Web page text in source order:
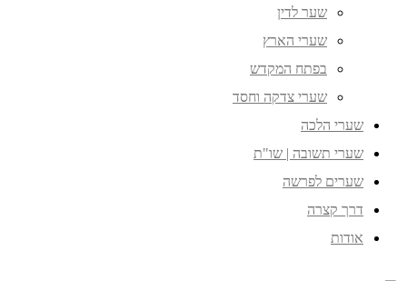
שער לדין
שערי הארץ
בפתח המקדש
שערי צדקה וחסד
שערי הלכה
שערי תשובה | שו"ת
שערים לפרשה
דרך קצרה
אודות